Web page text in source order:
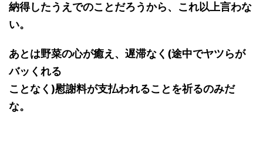
納得したうえでのことだろうから、これ以上言わな
い。
あとは野菜の心が癒え、遅滞なく(途中でヤツらが
バッくれる
ことなく)慰謝料が支払われることを祈るのみだ
な。